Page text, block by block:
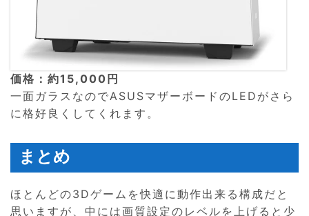
価格：約15,000円
一面ガラスなのでASUSマザーボードのLEDがさら
に格好良くしてくれます。
まとめ
ほとんどの3Dゲームを快適に動作出来る構成だと
思いますが、中には画質設定のレベルを上げると少